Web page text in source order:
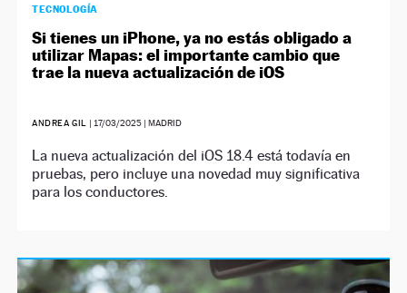
TECNOLOGÍA
Si tienes un iPhone, ya no estás obligado a
utilizar Mapas: el importante cambio que
trae la nueva actualización de iOS
ANDREA GIL | 17/03/2025| MADRID
La nueva actualización del iOS 18.4 está todavía en
pruebas, pero incluye una novedad muy significativa
para los conductores.